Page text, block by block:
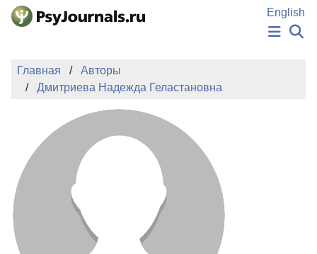
Перейти к основному содержанию
English
ИЗДАНИЯ
АВТОРЫ
ПОДАТЬ РУКОПИСЬ
БАЗА ЗНАНИЙ
КЛЮЧЕВЫЕ СЛОВА
Регистрация
Главная
Авторы
Дмитриева Надежда Геластановна